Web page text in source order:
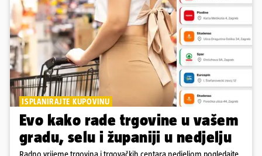
ISPLANIRAJTE KUPOVINU
Evo kako rade trgovine u vašem
gradu, selu i županiji u nedjelju